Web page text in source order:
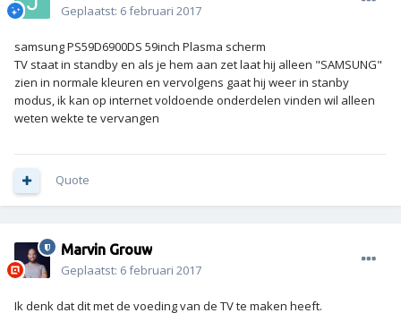
Geplaatst: 6 februari 2017
samsung PS59D6900DS 59inch Plasma scherm
TV staat in standby en als je hem aan zet laat hij alleen "SAMSUNG"
zien in normale kleuren en vervolgens gaat hij weer in stanby
modus, ik kan op internet voldoende onderdelen vinden wil alleen
weten wekte te vervangen
Quote
Marvin Grouw
Geplaatst: 6 februari 2017
Ik denk dat dit met de voeding van de TV te maken heeft.